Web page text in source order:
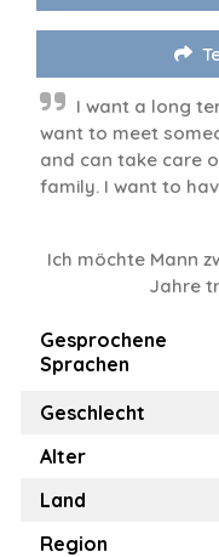
I want a long
want to meet
and can take care
family. I want to
Ich möchte Mann
Jahre
Gesprochene
Sprachen
Geschlecht
Alter
Land
Region